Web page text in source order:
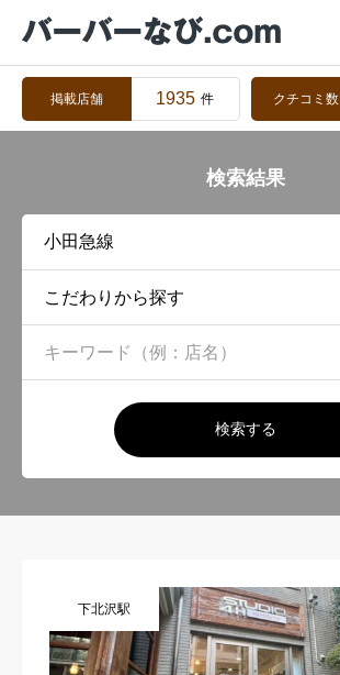
掲載店舗 1935 件 クチコミ数
検索結果
こだわりから探す
検索する
下北沢駅